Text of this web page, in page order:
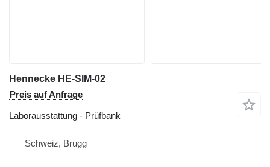
Hennecke HE-SIM-02
Preis auf Anfrage
Laborausstattung - Prüfbank
Schweiz, Brugg